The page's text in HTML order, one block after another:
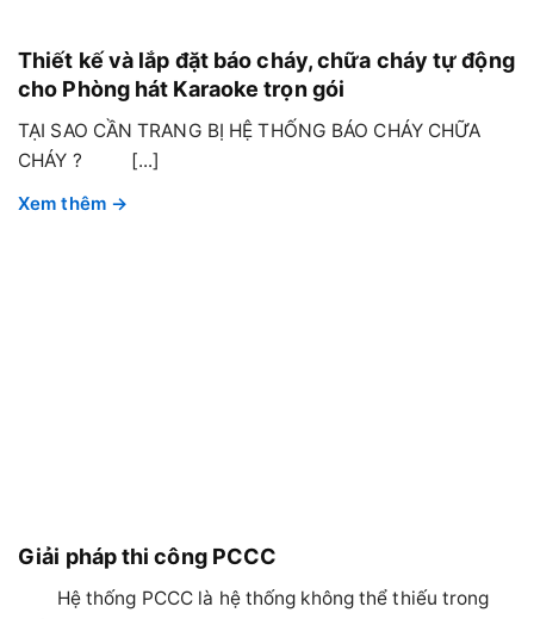
Thiết kế và lắp đặt báo cháy, chữa cháy tự động
cho Phòng hát Karaoke trọn gói
TẠI SAO CẦN TRANG BỊ HỆ THỐNG BÁO CHÁY CHỮA
CHÁY ? [...]
Giải pháp thi công PCCC
Hệ thống PCCC là hệ thống không thể thiếu trong